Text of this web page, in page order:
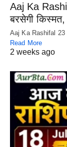
Aaj Ka
बरसेगी
Aaj Ka Rashifal 23
Read More
2 weeks ago